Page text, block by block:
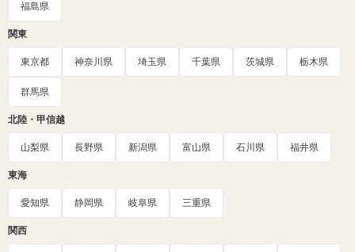
福島県
関東
東京都 神奈川県 埼玉県 千葉県 茨城県 栃木県
群馬県
北陸・甲信越
山梨県 長野県 新潟県 富山県 石川県 福井県
東海
愛知県 静岡県 岐阜県 三重県
関西